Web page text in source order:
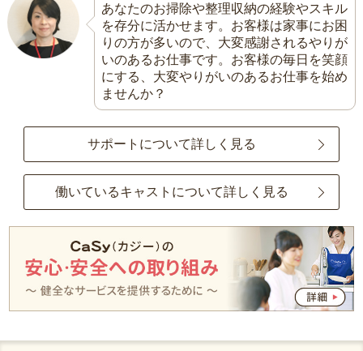
あなたのお掃除や整理収納の経験やスキル
を存分に活かせます。お客様は家事にお困
りの方が多いので、大変感謝されるやりが
いのあるお仕事です。お客様の毎日を笑顔
にする、大変やりがいのあるお仕事を始め
ませんか？
サポートについて詳しく見る
働いているキャストについて詳しく見る